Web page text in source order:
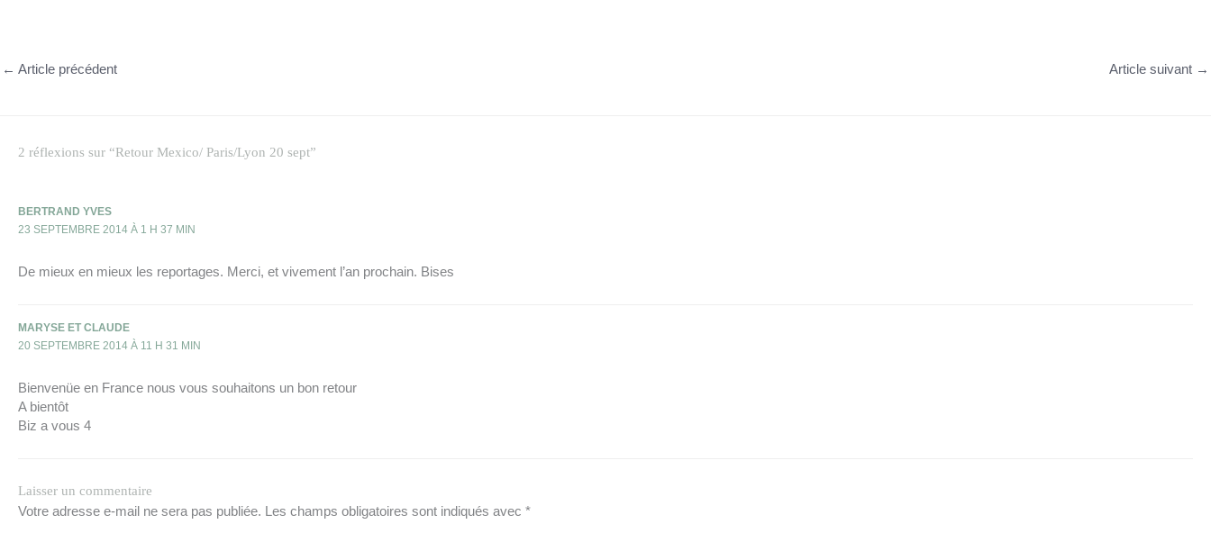
← Article précédent Article suivant →
2 réflexions sur “Retour Mexico/ Paris/Lyon 20 sept”
BERTRAND YVES
23 SEPTEMBRE 2014 À 1 H 37 MIN
De mieux en mieux les reportages. Merci, et vivement l’an prochain. Bises
MARYSE ET CLAUDE
20 SEPTEMBRE 2014 À 11 H 31 MIN
Bienvenüe en France nous vous souhaitons un bon retour
A bientôt
Biz a vous 4
Laisser un commentaire
Votre adresse e-mail ne sera pas publiée. Les champs obligatoires sont indiqués avec *